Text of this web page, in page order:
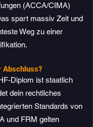
(ACCA/CIMA)
spart massiv Zeit und
Weg zu einer
Abschluss?
Diplom ist staatlich
dein rechtliches
Standards von
und FRM gelten